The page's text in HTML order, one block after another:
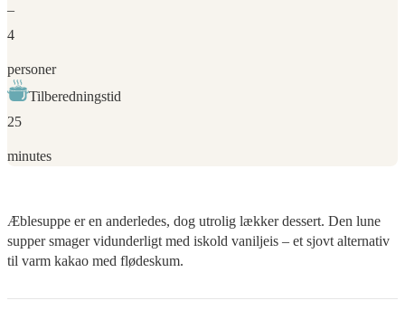
–
4
personer
Tilberedningstid
25
minutes
Æblesuppe er en anderledes, dog utrolig lækker dessert. Den lune
supper smager vidunderligt med iskold vaniljeis – et sjovt alternativ
til varm kakao med flødeskum.